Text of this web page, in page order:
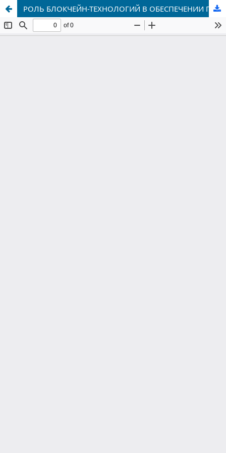
РОЛЬ БЛОКЧЕЙН-ТЕХНОЛОГИЙ В ОБЕСПЕЧЕНИИ ПРОЗРАЧНОСТИ БИЗНЕС-ПРОЦЕССОВ